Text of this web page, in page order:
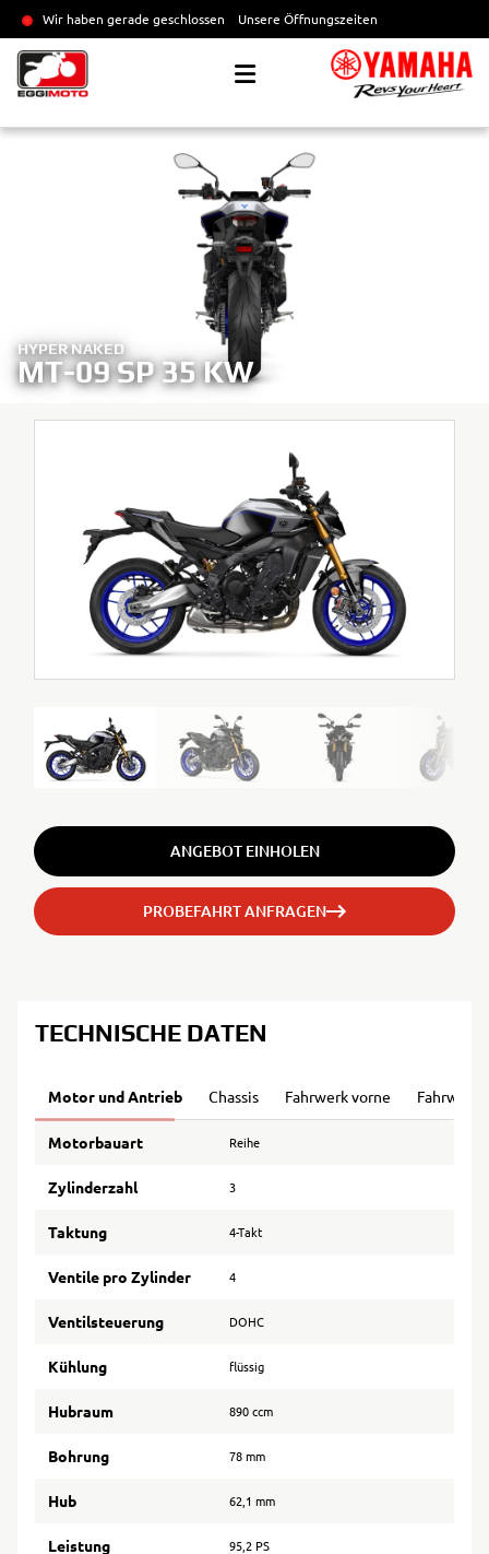
Wir haben gerade geschlossen Unsere Öffnungszeiten
HYPER NAKED
MT-09 SP 35 KW
ANGEBOT EINHOLEN
PROBEFAHRT ANFRAGEN
TECHNISCHE DATEN
Motor und Antrieb Chassis Fahrwerk vorne Fahrwerk
Motorbauart Reihe
Zylinderzahl 3
Taktung 4-Takt
Ventile pro Zylinder 4
Ventilsteuerung DOHC
Kühlung flüssig
Hubraum 890 ccm
Bohrung 78 mm
Hub 62,1 mm
Leistung 95,2 PS